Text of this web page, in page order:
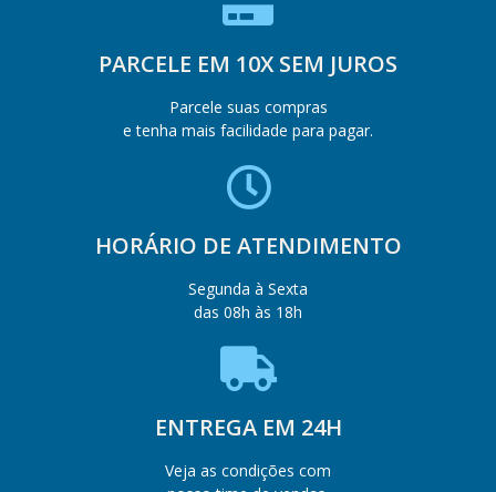
PARCELE EM 10X SEM JUROS
Parcele suas compras
e tenha mais facilidade para pagar.
HORÁRIO DE ATENDIMENTO
Segunda à Sexta
das 08h às 18h
ENTREGA EM 24H
Veja as condições com